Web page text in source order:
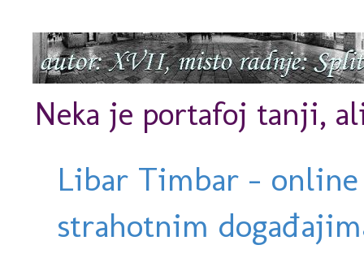
Neka je portafoj tanji,
Libar Timbar -
strahotnim